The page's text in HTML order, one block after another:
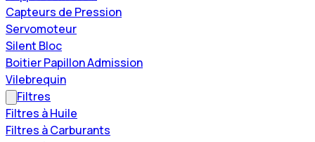
Capteurs de Pression
Servomoteur
Silent Bloc
Boitier Papillon Admission
Vilebrequin
Filtres
Filtres à Huile
Filtres à Carburants